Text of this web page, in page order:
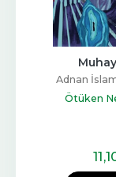
Adnan
Ötüken
11